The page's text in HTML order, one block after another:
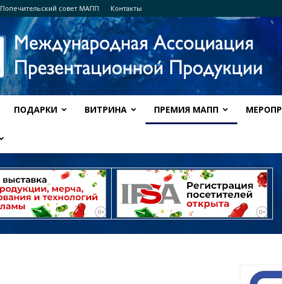
Попечительский совет МАПП Контакты
ПОДАРКИ ВИТРИНА ПРЕМИЯ МАПП